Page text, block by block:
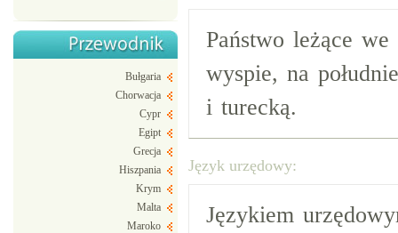
Bułgaria
Chorwacja
Cypr
Egipt
Grecja
Hiszpania
Krym
Malta
Maroko
Państwo leżące
wyspie, na
i turecką.
Język urzędowy:
Językiem